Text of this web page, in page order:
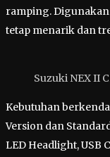
ramping.
tetap menarik dan
Suzuki NEX II
Kebutuhan
Version dan
LED Headlight, USB